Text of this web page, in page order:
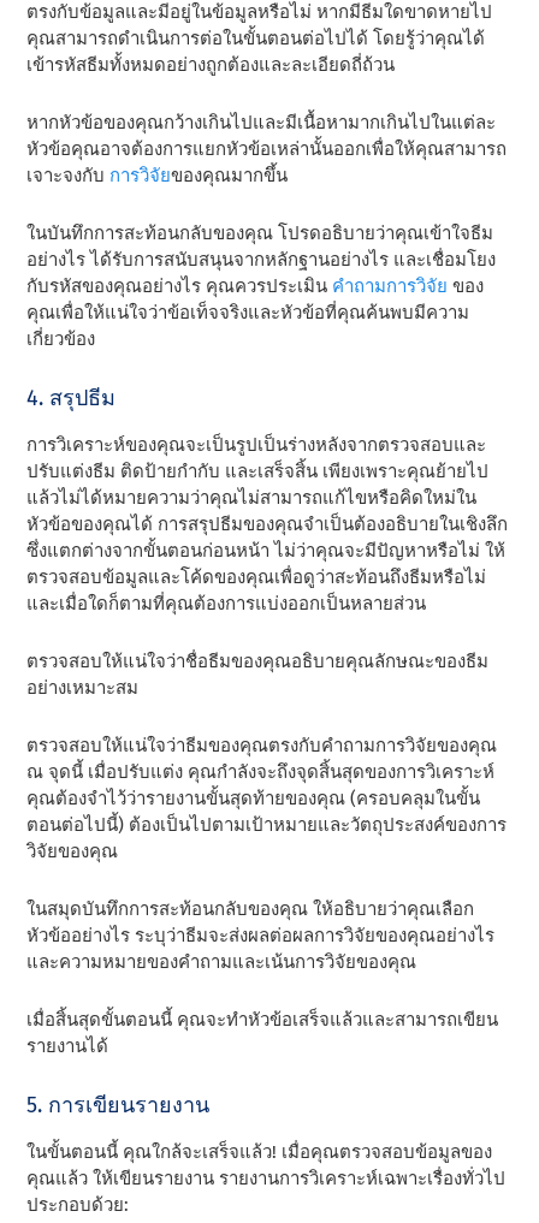
ตรงกับข้อมูลและมีอยู่ในข้อมูลหรือไม่ หากมีธีมใดขาดหายไป
คุณสามารถดําเนินการต่อในขั้นตอนต่อไปได้ โดยรู้ว่าคุณได้
เข้ารหัสธีมทั้งหมดอย่างถูกต้องและละเอียดถี่ถ้วน
หากหัวข้อของคุณกว้างเกินไปและมีเนื้อหามากเกินไปในแต่ละ
หัวข้อคุณอาจต้องการแยกหัวข้อเหล่านั้นออกเพื่อให้คุณสามารถ
เจาะจงกับ การวิจัยของคุณมากขึ้น
ในบันทึกการสะท้อนกลับของคุณ โปรดอธิบายว่าคุณเข้าใจธีม
อย่างไร ได้รับการสนับสนุนจากหลักฐานอย่างไร และเชื่อมโยง
กับรหัสของคุณอย่างไร คุณควรประเมิน คําถามการวิจัย ของ
คุณเพื่อให้แน่ใจว่าข้อเท็จจริงและหัวข้อที่คุณค้นพบมีความ
เกี่ยวข้อง
4. สรุปธีม
การวิเคราะห์ของคุณจะเป็นรูปเป็นร่างหลังจากตรวจสอบและ
ปรับแต่งธีม ติดป้ายกํากับ และเสร็จสิ้น เพียงเพราะคุณย้ายไป
แล้วไม่ได้หมายความว่าคุณไม่สามารถแก้ไขหรือคิดใหม่ใน
หัวข้อของคุณได้ การสรุปธีมของคุณจําเป็นต้องอธิบายในเชิงลึก
ซึ่งแตกต่างจากขั้นตอนก่อนหน้า ไม่ว่าคุณจะมีปัญหาหรือไม่ ให้
ตรวจสอบข้อมูลและโค้ดของคุณเพื่อดูว่าสะท้อนถึงธีมหรือไม่
และเมื่อใดก็ตามที่คุณต้องการแบ่งออกเป็นหลายส่วน
ตรวจสอบให้แน่ใจว่าชื่อธีมของคุณอธิบายคุณลักษณะของธีม
อย่างเหมาะสม
ตรวจสอบให้แน่ใจว่าธีมของคุณตรงกับคําถามการวิจัยของคุณ
ณ จุดนี้ เมื่อปรับแต่ง คุณกําลังจะถึงจุดสิ้นสุดของการวิเคราะห์
คุณต้องจําไว้ว่ารายงานขั้นสุดท้ายของคุณ (ครอบคลุมในขั้น
ตอนต่อไปนี้) ต้องเป็นไปตามเป้าหมายและวัตถุประสงค์ของการ
วิจัยของคุณ
ในสมุดบันทึกการสะท้อนกลับของคุณ ให้อธิบายว่าคุณเลือก
หัวข้ออย่างไร ระบุว่าธีมจะส่งผลต่อผลการวิจัยของคุณอย่างไร
และความหมายของคําถามและเน้นการวิจัยของคุณ
เมื่อสิ้นสุดขั้นตอนนี้ คุณจะทําหัวข้อเสร็จแล้วและสามารถเขียน
รายงานได้
5. การเขียนรายงาน
ในขั้นตอนนี้ คุณใกล้จะเสร็จแล้ว! เมื่อคุณตรวจสอบข้อมูลของ
คุณแล้ว ให้เขียนรายงาน รายงานการวิเคราะห์เฉพาะเรื่องทั่วไป
ประกอบด้วย: